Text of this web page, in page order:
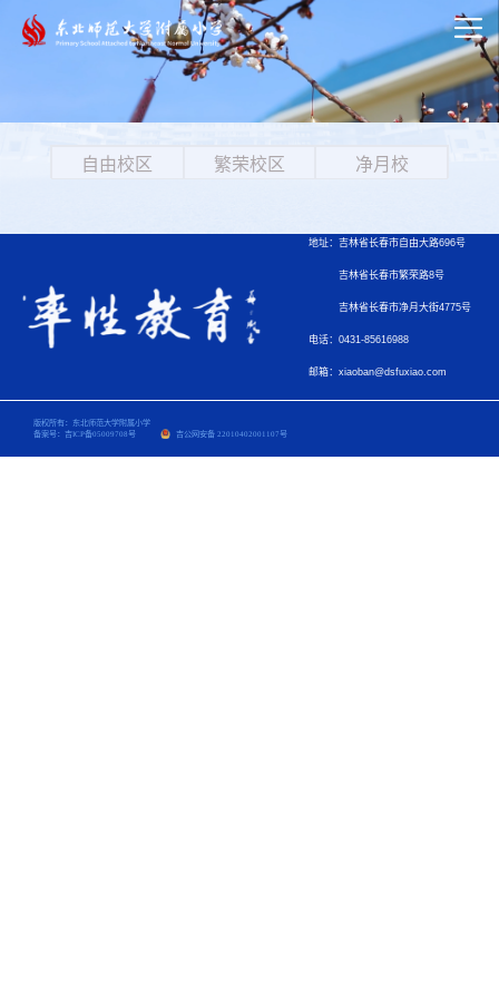
自由校区 繁荣校区 净月校
地址：吉林省长春市自由大路696号
吉林省长春市繁荣路8号
吉林省长春市净月大街4775号
电话：0431-85616988
邮箱：xiaoban@dsfuxiao.com
版权所有：东北师范大学附属小学
备案号：吉ICP备05009708号
吉公网安备 22010402001107号